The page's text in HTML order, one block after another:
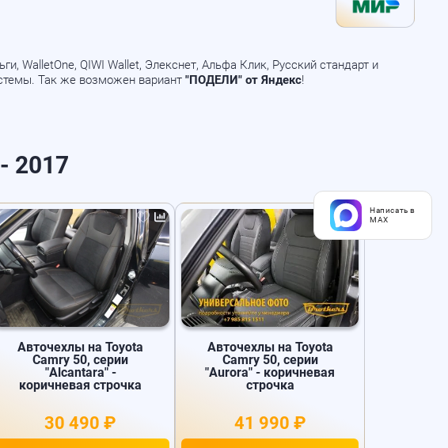
WalletOne, QIWI Wallet, Элекснет, Альфа Клик, Русский стандарт и
Так же возможен вариант"ПОДЕЛИ" от Яндекс!
2017
Авточехлы на Toyota
Camry 50, серии
"Alcantara" -
коричневая строчка
30 490 ₽
Авточехлы на Toyota
Camry 50, серии
"Aurora" - коричневая
строчка
41 990 ₽
Написать в
MAX